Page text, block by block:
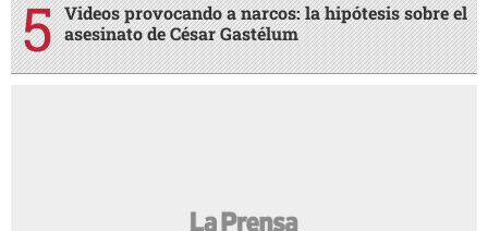
Videos provocando a narcos: la hipótesis sobre el
asesinato de César Gastélum